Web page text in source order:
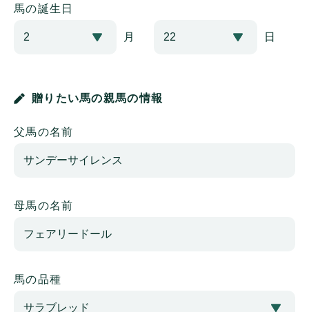
馬の誕生日
月 日
贈りたい馬の親馬の情報
父馬の名前
母馬の名前
馬の品種